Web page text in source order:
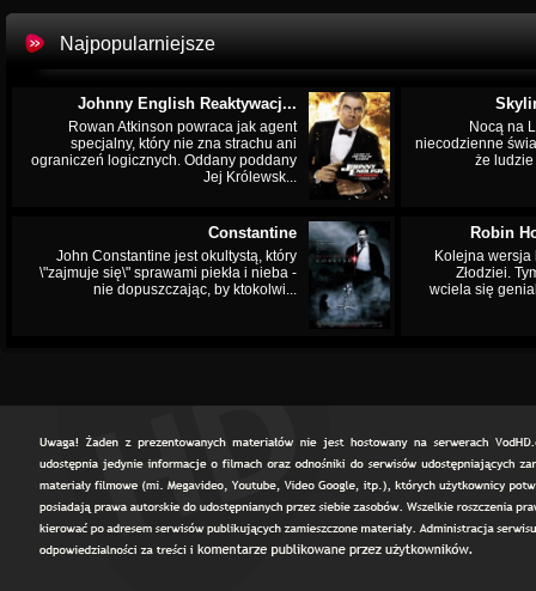
Najpopularniejsze
Johnny English Reaktywacj...
Rowan Atkinson powraca jak agent
specjalny, który nie zna strachu ani
ograniczeń logicznych. Oddany poddany
Jej Królewsk...
Nocą na
niecodzienne
że
Constantine
John Constantine jest okultystą, który
\"zajmuje się\" sprawami piekła i nieba -
nie dopuszczając, by ktokolwi...
Robin
Kolejna wersja
Złodziei.
wciela się